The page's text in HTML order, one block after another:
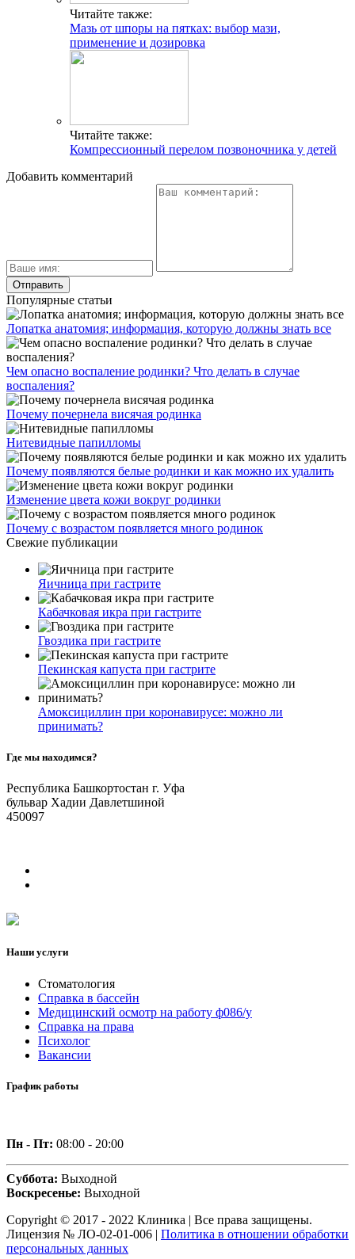
Читайте также:
Мазь от шпоры на пятках: выбор мази,
применение и дозировка
Читайте также:
Компрессионный перелом позвоночника у детей
Добавить комментарий
Популярные статьи
Лопатка анатомия; информация, которую должны знать все
Чем опасно воспаление родинки? Что делать в случае
воспаления?
Почему почернела висячая родинка
Нитевидные папилломы
Почему появляются белые родинки и как можно их удалить
Изменение цвета кожи вокруг родинки
Почему с возрастом появляется много родинок
Свежие публикации
Яичница при гастрите
Кабачковая икра при гастрите
Гвоздика при гастрите
Пекинская капуста при гастрите
Амоксициллин при коронавирусе: можно ли
принимать?
Где мы находимся?
Республика Башкортостан г. Уфа
бульвар Хадии Давлетшиной
450097
Наши услуги
Стоматология
Справка в бассейн
Медицинский осмотр на работу ф086/у
Справка на права
Психолог
Вакансии
График работы
Пн - Пт: 08:00 - 20:00
Суббота: Выходной
Воскресенье: Выходной
Copyright © 2017 - 2022 Клиника | Все права защищены.
Лицензия № ЛО-02-01-006 | Политика в отношении обработки
персональных данных